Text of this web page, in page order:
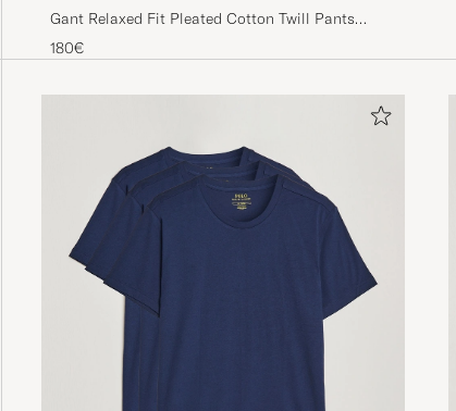
Gant Relaxed Fit Pleated Cotton Twill Pants
Evening Blue
180€